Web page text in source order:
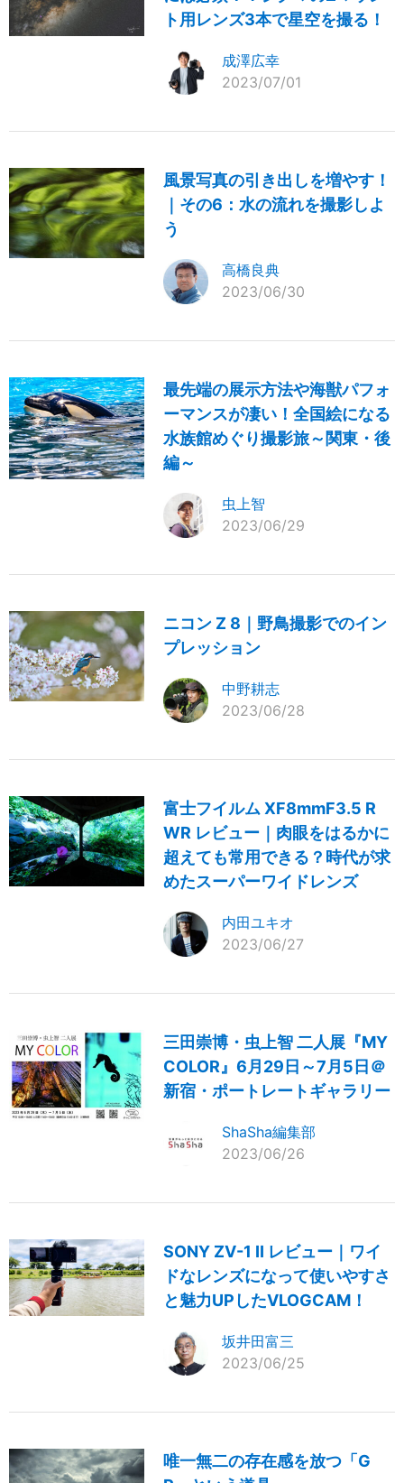
ト用レンズ3本で星空を撮る！
成澤広幸
2023/07/01
風景写真の引き出しを増やす！
｜その6：水の流れを撮影しよ
う
高橋良典
2023/06/30
最先端の展示方法や海獣パフォ
ーマンスが凄い！全国絵になる
水族館めぐり撮影旅～関東・後
編～
虫上智
2023/06/29
ニコン Z 8｜野鳥撮影でのイン
プレッション
中野耕志
2023/06/28
富士フイルム XF8mmF3.5 R
WR レビュー｜肉眼をはるかに
超えても常用できる？時代が求
めたスーパーワイドレンズ
内田ユキオ
2023/06/27
三田崇博・虫上智 二人展『MY
COLOR』6月29日～7月5日＠
新宿・ポートレートギャラリー
ShaSha編集部
2023/06/26
SONY ZV-1 II レビュー｜ワイ
ドなレンズになって使いやすさ
と魅力UPしたVLOGCAM！
坂井田富三
2023/06/25
唯一無二の存在感を放つ「G